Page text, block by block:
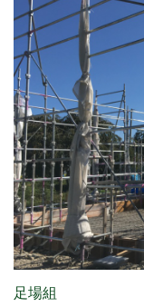
足場組